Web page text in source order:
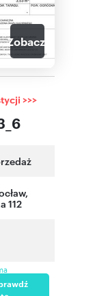
Zobacz galerię
>>>
,
112